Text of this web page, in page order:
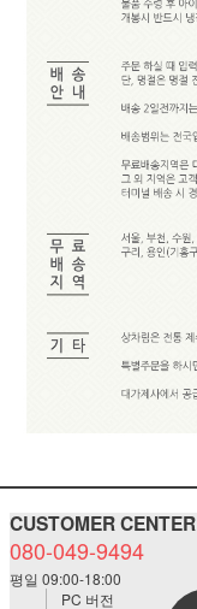
CUSTOMER CENTER
080-049-9494
평일 09:00-18:00
PC 버전